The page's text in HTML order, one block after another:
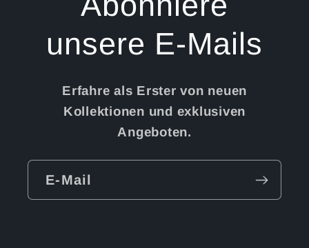
unsere E-Mails
Erfahre als Erster von neuen
Kollektionen und exklusiven
Angeboten.
E-Mail